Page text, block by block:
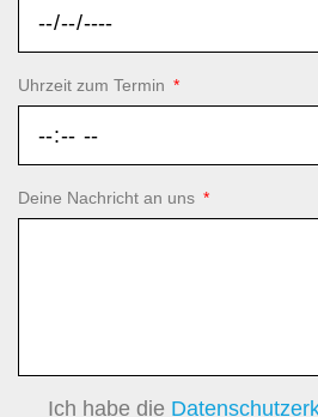
Uhrzeit zum Termin
Deine Nachricht an uns
Ich habe die